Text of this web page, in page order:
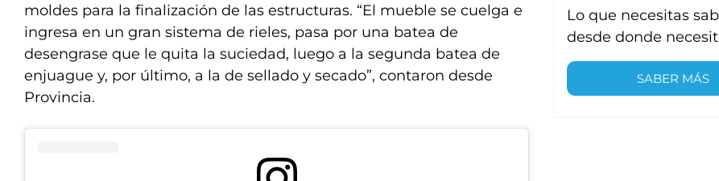
moldes para la finalización de las estructuras. “El mueble se cuelga e
ingresa en un gran sistema de rieles, pasa por una batea de
desengrase que le quita la suciedad, luego a la segunda batea de
enjuague y, por último, a la de sellado y secado”, contaron desde
Provincia.
Lo que necesitas
desde donde
SABER MÁS